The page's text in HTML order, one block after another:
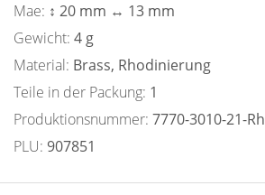
Mae: ↕ 20 mm ↔ 13 mm
Gewicht: 4 g
Material: Brass, Rhodinierung
Teile in der Packung: 1
Produktionsnummer: 7770-3010-21-Rh
PLU: 907851